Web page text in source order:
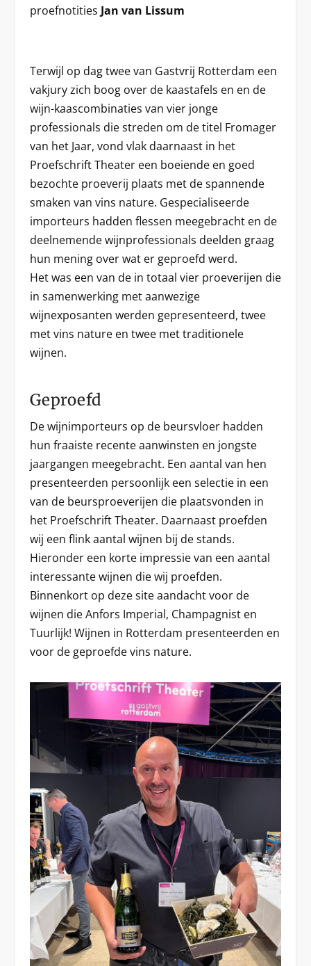
proefnotities Jan van Lissum
Terwijl op dag twee van Gastvrij Rotterdam een
vakjury zich boog over de kaastafels en en de
wijn-kaascombinaties van vier jonge
professionals die streden om de titel Fromager
van het Jaar, vond vlak daarnaast in het
Proefschrift Theater een boeiende en goed
bezochte proeverij plaats met de spannende
smaken van vins nature. Gespecialiseerde
importeurs hadden flessen meegebracht en de
deelnemende wijnprofessionals deelden graag
hun mening over wat er geproefd werd.
Het was een van de in totaal vier proeverijen die
in samenwerking met aanwezige
wijnexposanten werden gepresenteerd, twee
met vins nature en twee met traditionele
wijnen.
Geproefd
De wijnimporteurs op de beursvloer hadden
hun fraaiste recente aanwinsten en jongste
jaargangen meegebracht. Een aantal van hen
presenteerden persoonlijk een selectie in een
van de beursproeverijen die plaatsvonden in
het Proefschrift Theater. Daarnaast proefden
wij een flink aantal wijnen bij de stands.
Hieronder een korte impressie van een aantal
interessante wijnen die wij proefden.
Binnenkort op deze site aandacht voor de
wijnen die Anfors Imperial, Champagnist en
Tuurlijk! Wijnen in Rotterdam presenteerden en
voor de geproefde vins nature.